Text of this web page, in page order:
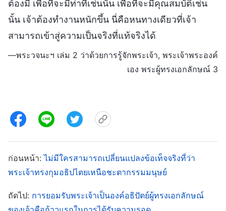
ต้องมี เพื่อที่จะมีท่าทีเช่นนั้น เพื่อที่จะมีคุณสมบัติเช่น
นั้น เจ้าต้องทำงานหนักขึ้น นี่คือหนทางเดียวที่เจ้า
สามารถเข้าสู่ความเป็นจริงที่แท้จริงได้
—พระวจนะฯ เล่ม 2 ว่าด้วยการรู้จักพระเจ้า, พระเจ้าพระองค์
เอง พระผู้ทรงเอกลักษณ์ 3
ก่อนหน้า:ไม่มีใครสามารถเปลี่ยนแปลงข้อเท็จจริงที่ว่า
พระเจ้าทรงกุมอธิปไตยเหนือชะตากรรมมนุษย์
ถัดไป: การยอมรับพระเจ้าเป็นองค์อธิปัตย์ผู้ทรงเอกลักษณ์